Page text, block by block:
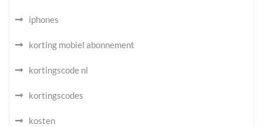
iphones
korting mobiel abonnement
kortingscode nl
kortingscodes
kosten